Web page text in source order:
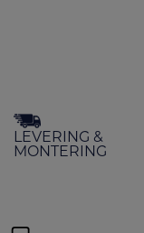
indholdet
LEVERING &
MONTERING